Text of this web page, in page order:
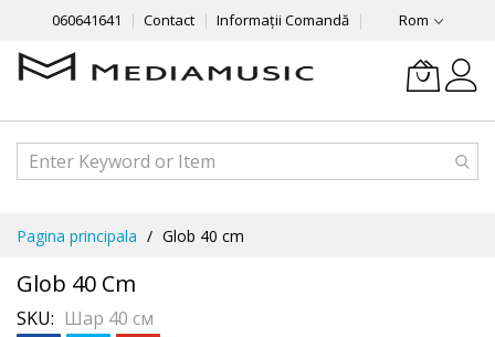
060641641 Contact Informații Comandă Rom
Continut
Pagina principala Glob 40 cm
Glob 40 Cm
SKU Шар 40 см